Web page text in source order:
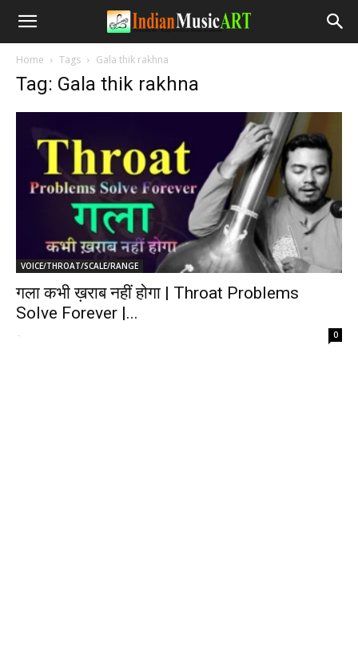
Home Tags Gala thik rakhna
Tag: Gala thik rakhna
VOICE/THROAT/SCALE/RANGE
गला कभी ख़राब नहीं होगा | Throat Problems
Solve Forever |...
- 0